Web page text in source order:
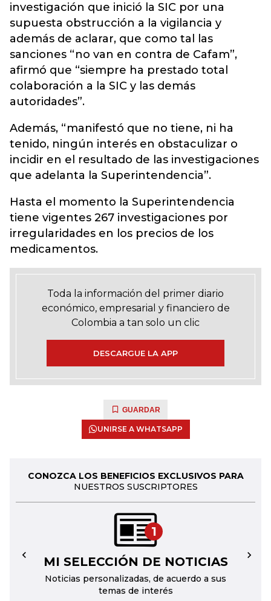
investigación que inició la SIC por una
supuesta obstrucción a la vigilancia y
además de aclarar, que como tal las
sanciones “no van en contra de Cafam”,
afirmó que “siempre ha prestado total
colaboración a la SIC y las demás
autoridades”.
Además, “manifestó que no tiene, ni ha
tenido, ningún interés en obstaculizar o
incidir en el resultado de las investigaciones
que adelanta la Superintendencia”.
Hasta el momento la Superintendencia
tiene vigentes 267 investigaciones por
irregularidades en los precios de los
medicamentos.
Toda la información del primer diario
económico, empresarial y financiero de
Colombia a tan solo un clic
DESCARGUE LA APP
GUARDAR
UNIRSE A WHATSAPP
CONOZCA LOS BENEFICIOS EXCLUSIVOS PARA
NUESTROS SUSCRIPTORES
1
MI SELECCIÓN DE NOTICIAS
Noticias personalizadas, de acuerdo a sus
temas de interés
← →